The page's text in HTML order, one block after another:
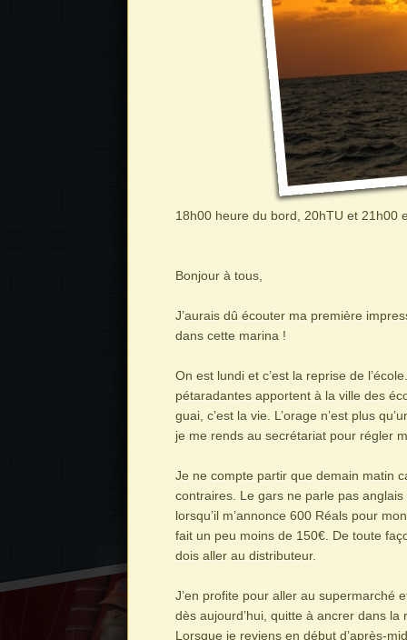
18h00 heure du bord, 20hTU et 21h00
Bonjour à tous,
J’aurais dû écouter ma première
dans cette marina !
On est lundi et c’est la reprise de
pétaradantes apportent à la ville des
guai, c’est la vie. L’orage n’est plus
je me rends au secrétariat pour régler
Je ne compte partir que demain matin
contraires. Le gars ne parle pas
lorsqu’il m’annonce 600 Réals pour
fait un peu moins de 150€. De toute
dois aller au distributeur.
J’en profite pour aller au supermarché
dès aujourd’hui, quitte à ancrer dans la
Lorsque je reviens en début d’après-